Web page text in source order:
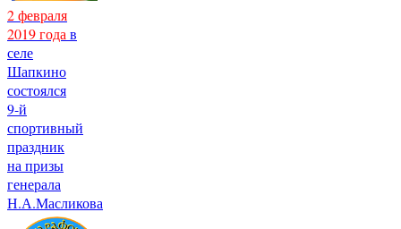
2 февраля
2019 года в
селе
Шапкино
состоялся
9-й
спортивный
праздник
на призы
генерала
Н.А.Масликова